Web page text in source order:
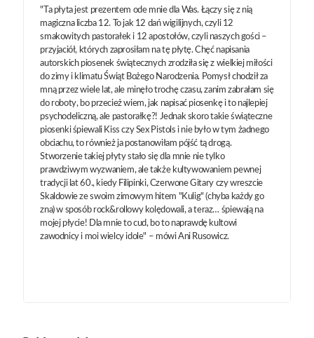
"Ta płyta jest prezentem ode mnie dla Was. Łączy się z nią
magiczna liczba 12. To jak 12 dań wigilijnych, czyli 12
smakowitych pastorałek i 12 apostołów, czyli naszych gości –
przyjaciół, których zaprosiłam na tę płytę. Chęć napisania
autorskich piosenek świątecznych zrodziła się z wielkiej miłości
do zimy i klimatu Świąt Bożego Narodzenia. Pomysł chodził za
mną przez wiele lat, ale minęło trochę czasu, zanim zabrałam się
do roboty, bo przecież wiem, jak napisać piosenkę i to najlepiej
psychodeliczną, ale pastorałkę?! Jednak skoro takie świąteczne
piosenki śpiewali Kiss czy Sex Pistols i nie było w tym żadnego
obciachu, to również ja postanowiłam pójść tą drogą.
Stworzenie takiej płyty stało się dla mnie nie tylko
prawdziwym wyzwaniem, ale także kultywowaniem pewnej
tradycji lat 60., kiedy Filipinki, Czerwone Gitary czy wreszcie
Skaldowie ze swoim zimowym hitem "Kulig" (chyba każdy go
zna) w sposób rock&rollowy kolędowali, a teraz… śpiewają na
mojej płycie! Dla mnie to cud, bo to naprawdę kultowi
zawodnicy i moi wielcy idole" – mówi Ani Rusowicz.